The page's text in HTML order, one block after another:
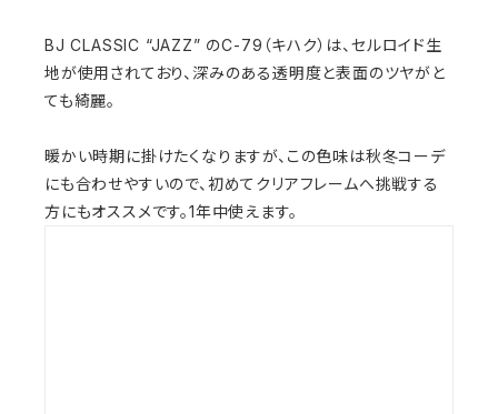
BJ CLASSIC “JAZZ” のC-79（キハク）は、セルロイド生
地が使用されており、深みのある透明度と表面のツヤがと
ても綺麗。
暖かい時期に掛けたくなりますが、この色味は秋冬コーデ
にも合わせやすいので、初めてクリアフレームへ挑戦する
方にもオススメです。1年中使えます。